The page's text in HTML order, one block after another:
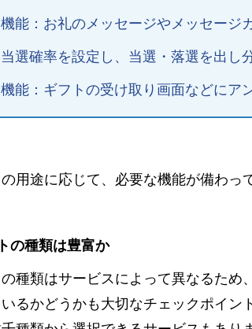
能：お礼のメッセージやメッセージ
選確率を設定し、当選・落選を出し
能：ギフトの受け取り画面などにア
用途に応じて、必要な機能が備わっ
の種類は豊富か
種類はサービスによって異なるた
るかどうかも大切なチェックポイ